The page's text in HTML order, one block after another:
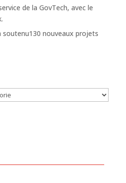
de la GovTech, avec le
soutenu130 nouveaux projets